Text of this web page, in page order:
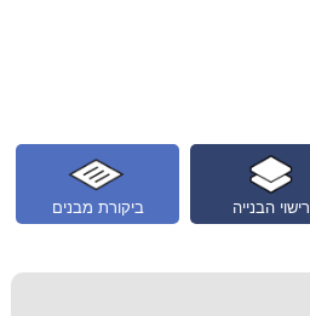
ביקורת מבנים רישוי הבנייה